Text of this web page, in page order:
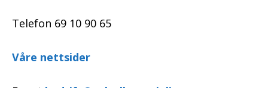
Telefon 69 10 90 65
Våre nettsider